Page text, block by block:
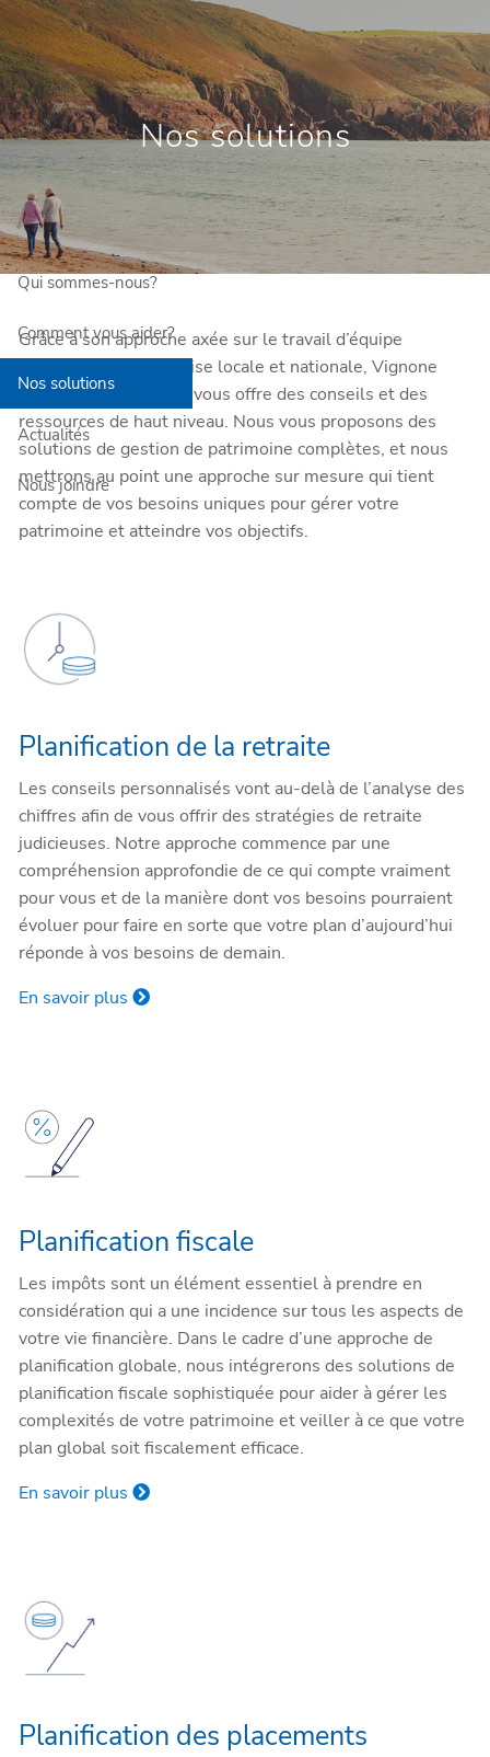
Skip to main content
Prendre rendez-vous
Accès en ligne
English
Qui sommes-nous?
Comment vous aider?
Nos solutions
Actualités
Nous joindre
Nos solutions
Grâce à son approche axée sur le travail d’équipe
combinant une expertise locale et nationale, Vignone
Benedetti & Associés vous offre des conseils et des
ressources de haut niveau. Nous vous proposons des
solutions de gestion de patrimoine complètes, et nous
mettrons au point une approche sur mesure qui tient
compte de vos besoins uniques pour gérer votre
patrimoine et atteindre vos objectifs.
Planification de la retraite
Les conseils personnalisés vont au-delà de l’analyse des
chiffres afin de vous offrir des stratégies de retraite
judicieuses. Notre approche commence par une
compréhension approfondie de ce qui compte vraiment
pour vous et de la manière dont vos besoins pourraient
évoluer pour faire en sorte que votre plan d’aujourd’hui
réponde à vos besoins de demain.
En savoir plus
Planification fiscale
Les impôts sont un élément essentiel à prendre en
considération qui a une incidence sur tous les aspects de
votre vie financière. Dans le cadre d’une approche de
planification globale, nous intégrerons des solutions de
planification fiscale sophistiquée pour aider à gérer les
complexités de votre patrimoine et veiller à ce que votre
plan global soit fiscalement efficace.
En savoir plus
Planification des placements